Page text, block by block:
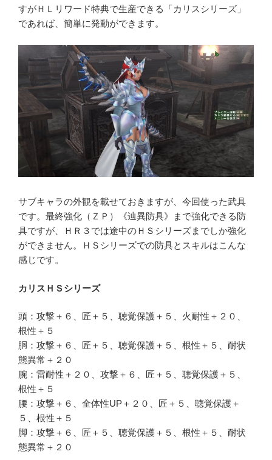
すがＨＬリワード特典で生産できる「カリスシリーズ」
であれば、簡単に発動ができます。
サブキャラの外観を載せておきますが、今回使った武具
です。最終強化（ＺＰ）《辿異防具》まで強化できる防
具ですが、ＨＲ３では途中のＨＳシリーズまでしか強化
ができません。ＨＳシリーズでの防具とスキルはこんな
感じです。
カリスＨＳシリーズ
頭：攻撃＋６、匠＋５、聴覚保護＋５、火耐性＋２０、
根性＋５
胴：攻撃＋６、匠＋５、聴覚保護＋５、根性＋５、耐状
態異常＋２０
腕：雷耐性＋２０、攻撃＋６、匠＋５、聴覚保護＋５、
根性＋５
腰：攻撃＋６、全体性UP＋２０、匠＋５、聴覚保護＋
５、根性＋５
脚：攻撃＋６、匠＋５、聴覚保護＋５、根性＋５、耐状
態異常＋２０